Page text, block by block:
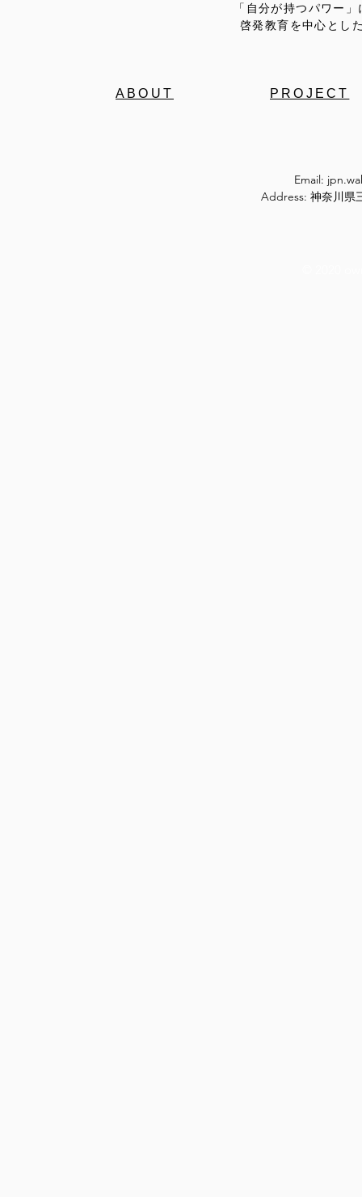
「自分が持つパワー
啓発教育を中心とし
ABOUT PROJECT
Email:
Address: 神奈川県